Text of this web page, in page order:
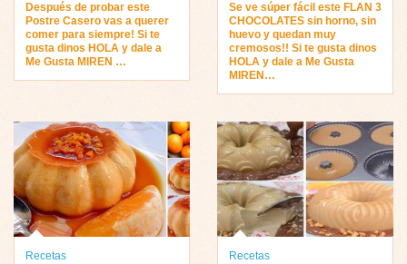
Después de probar este
Postre Casero vas a querer
comer para siempre! Si te
gusta dinos HOLA y dale a
Me Gusta MIREN …
Se ve súper fácil este FLAN 3
CHOCOLATES sin horno, sin
huevo y quedan muy
cremosos!! Si te gusta dinos
HOLA y dale a Me Gusta
MIREN…
Recetas
Recetas